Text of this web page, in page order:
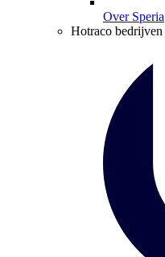
Over Speria
Hotraco bedrijven